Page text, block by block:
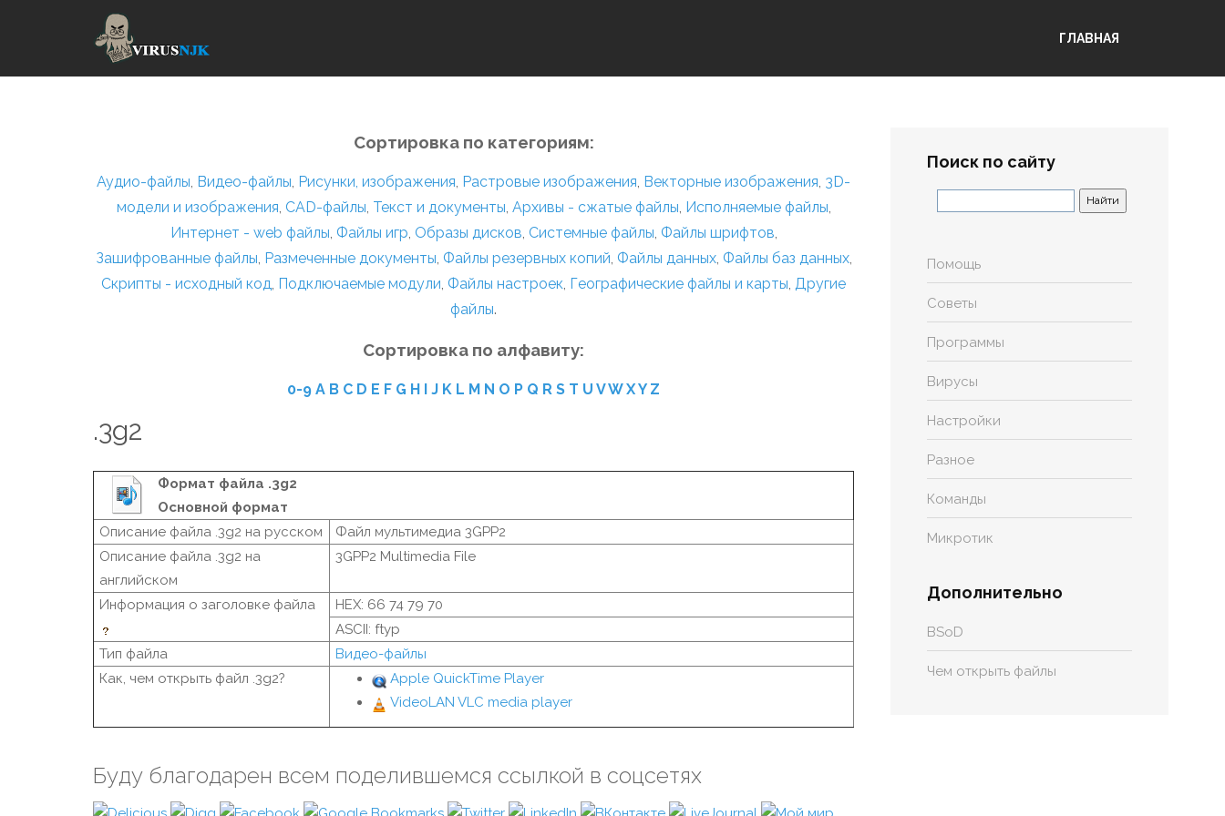
ГЛАВНАЯ
Сортировка по категориям:
Аудио-файлы, Видео-файлы, Рисунки, изображения, Растровые изображения, Векторные изображения, 3D-
модели и изображения, CAD-файлы, Текст и документы, Архивы - сжатые файлы, Исполняемые файлы,
Интернет - web файлы, Файлы игр, Образы дисков, Системные файлы, Файлы шрифтов,
Зашифрованные файлы, Размеченные документы, Файлы резервных копий, Файлы данных, Файлы баз данных,
Скрипты - исходный код, Подключаемые модули, Файлы настроек, Географические файлы и карты, Другие
файлы.
Сортировка по алфавиту:
0-9 A B C D E F G H I J K L M N O P Q R S T U VW XY Z
.3g2
Формат файла .3g2
Основной формат
Описание файла .3g2 на русском
Файл мультимедиа 3GPP2
Описание файла .3g2 на
английском
3GPP2 Multimedia File
Информация о заголовке файла
HEX: 66 74 79 70
ASCII: ftyp
Тип файла
Видео-файлы
Как, чем открыть файл .3g2?
Apple QuickTime Player
VideoLAN VLC media player
Буду благодарен всем поделившемся ссылкой в соцсетях
Поиск по сайту
Помощь
Советы
Программы
Вирусы
Настройки
Разное
Команды
Микротик
Дополнительно
BSoD
Чем открыть файлы